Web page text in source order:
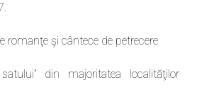
romanţe şi cântece de petrecere
din majoritatea localităţilor